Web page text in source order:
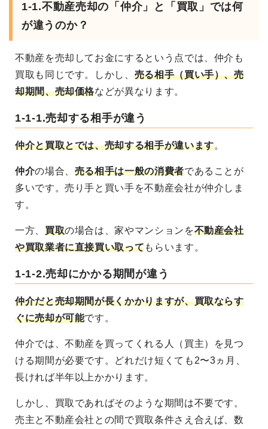
1-1.不動産売却の「仲介」と「買取」では何
が違うのか？
不動産を売却してお金にするという点では、仲介も
買取 も同じです。しかし、 売る相手（買い手）、売
却期間、売却価格などが異なります。
1-1-1.売却する相手が違う
仲介と買取とでは、売却する相手が違います。
仲介の場合、 売る相手は一般の消費者であることが
多いです。売り手と買い手を不動産会社が仲介しま
す。
一方、 買取の場合は、家やマンションを不動産会社
や買取業者に直接買い取ってもらいます 。
1-1-2.売却にかかる期間が違う
仲介だと売却期間が長くかかりますが、買取ならす
ぐに売却が可能です。
仲介では、不動産を買ってくれる人（買主）を見つ
ける期間が必要です。どれだけ短くても2〜3ヵ月、
長ければ半年以上かかります。
しかし、買取であればそのような期間は不要です。
売主と不動産会社との間で買取条件さえ合えば、数